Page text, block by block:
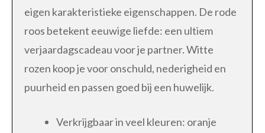
eigen karakteristieke eigenschappen. De rode
roos betekent eeuwige liefde: een ultiem
verjaardagscadeau voor je partner. Witte
rozen koop je voor onschuld, nederigheid en
puurheid en passen goed bij een huwelijk.
Verkrijgbaar in veel kleuren: oranje